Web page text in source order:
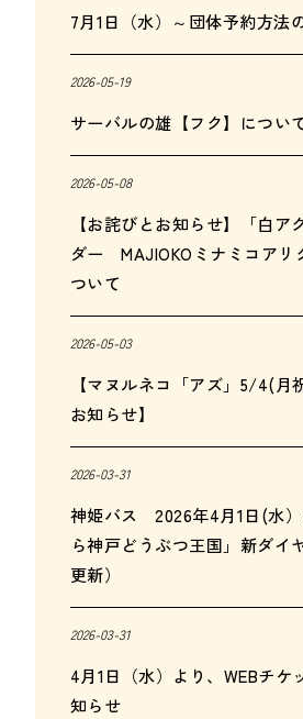
7月1日（水）～団体予約方法
2026-05-19
サーバルの雄【フク】につい
2026-05-08
【お詫びとお知らせ】「白ア
ダー MAJIOKOミナミコアリ
ついて
2026-05-03
【マヌルネコ「アズ」5/4(月
お知らせ】
2026-03-31
神姫バス 2026年4月1日(水
ら神戸どうぶつ王国」新ダイ
更新）
2026-03-31
4月1日（水）より、WEBチケ
知らせ